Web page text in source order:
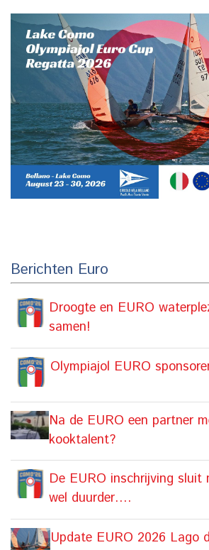
Berichten Euro
Droogte en EURO
samen!
Olympiajol EURO
Na de EURO een partner
kooktalent?
De EURO inschrijving
wel duurder….
Update EURO 2026 Lago